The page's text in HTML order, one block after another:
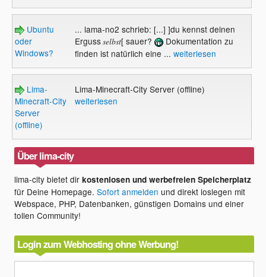
Ubuntu
oder
Windows?
... lama-no2 schrieb: [...] ]du kennst deinen
Ergussselbst[ sauer?
Dokumentation zu
finden ist natürlich eine ... weiterlesen
Lima-
Minecraft-City
Server
(offline)
Lima-Minecraft-City Server (offline)
weiterlesen
Über lima-city
lima-city bietet dirkostenlosen und werbefreien Speicherplatz
für Deine Homepage.Sofort anmelden und direkt loslegen mit
Webspace, PHP, Datenbanken, günstigen Domains und einer
tollen Community!
Login zum Webhosting ohne Werbung!